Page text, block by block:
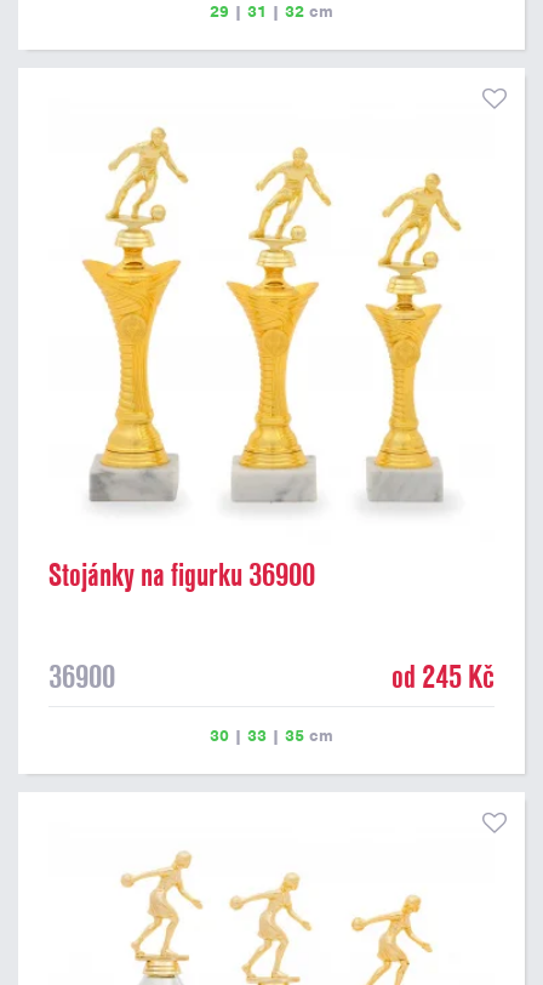
29 | 31 | 32 cm
Stojánky na figurku 36900
36900 od 245 Kč
30 | 33 | 35 cm